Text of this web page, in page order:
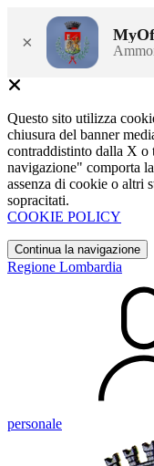
×
Questo sito utilizza
chiusura del banner
contraddistinto dalla X o
navigazione" comporta
assenza di cookie o altri
sopracitati.
COOKIE POLICY
Continua la navigazione
Regione Lombardia
personale